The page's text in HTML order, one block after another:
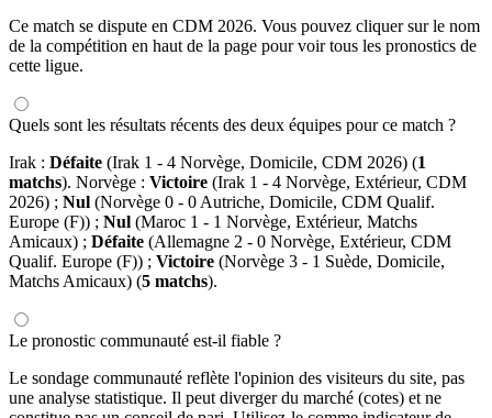
Ce match se dispute en CDM 2026. Vous pouvez cliquer sur le nom
de la compétition en haut de la page pour voir tous les pronostics de
cette ligue.
Quels sont les résultats récents des deux équipes pour ce match ?
Irak : Défaite (Irak 1 - 4 Norvège, Domicile, CDM 2026) (1
matchs). Norvège : Victoire (Irak 1 - 4 Norvège, Extérieur, CDM
2026) ; Nul (Norvège 0 - 0 Autriche, Domicile, CDM Qualif.
Europe (F)) ; Nul (Maroc 1 - 1 Norvège, Extérieur, Matchs
Amicaux) ; Défaite (Allemagne 2 - 0 Norvège, Extérieur, CDM
Qualif. Europe (F)) ; Victoire (Norvège 3 - 1 Suède, Domicile,
Matchs Amicaux) (5 matchs).
Le pronostic communauté est-il fiable ?
Le sondage communauté reflète l'opinion des visiteurs du site, pas
une analyse statistique. Il peut diverger du marché (cotes) et ne